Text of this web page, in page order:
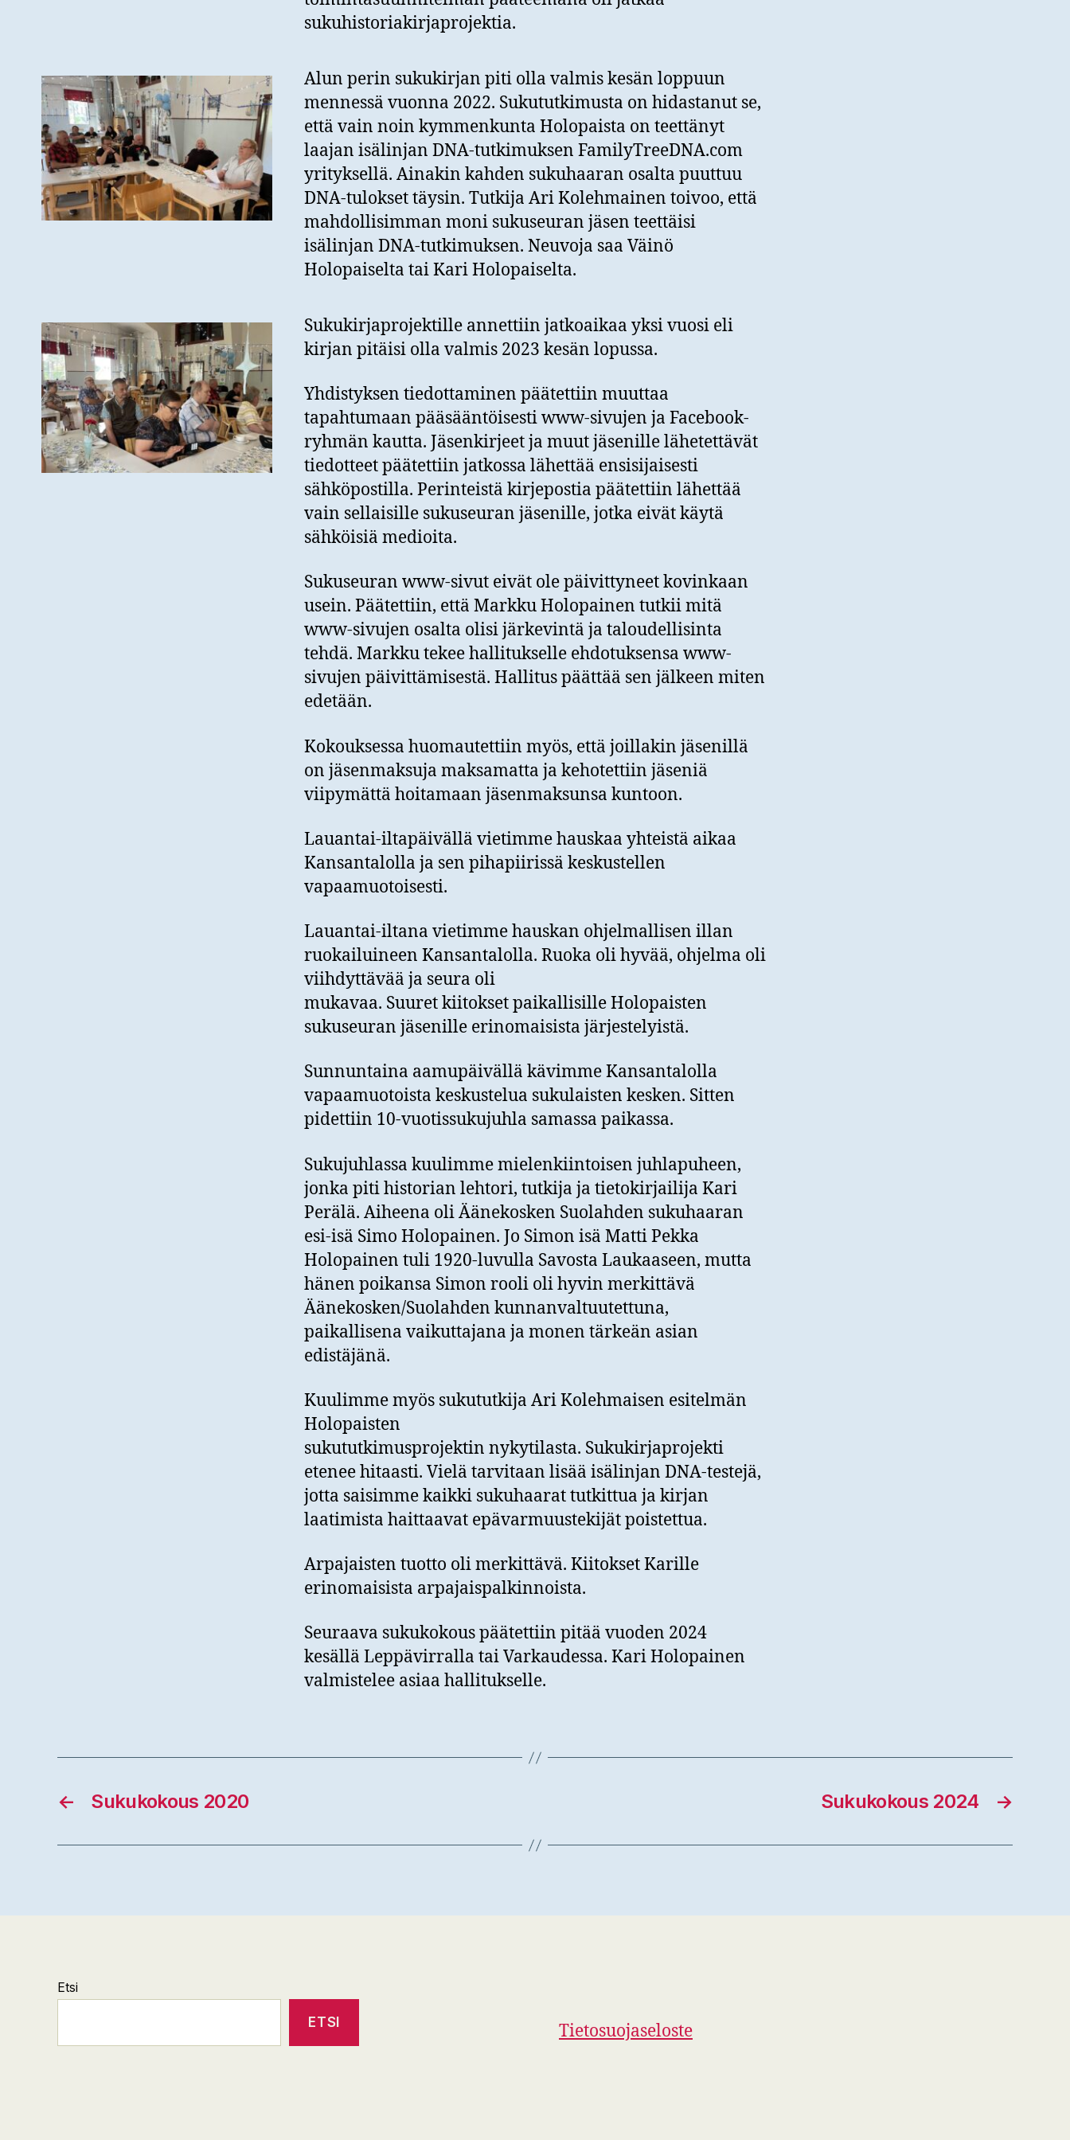
sukuhistoriakirjaprojektia.
Alun perin sukukirjan piti olla valmis kesän loppuun
mennessä vuonna 2022. Sukututkimusta on hidastanut se,
että vain noin kymmenkunta Holopaista on teettänyt
laajan isälinjan DNA-tutkimuksen FamilyTreeDNA.com
yrityksellä. Ainakin kahden sukuhaaran osalta puuttuu
DNA-tulokset täysin. Tutkija Ari Kolehmainen toivoo, että
mahdollisimman moni sukuseuran jäsen teettäisi
isälinjan DNA-tutkimuksen. Neuvoja saa Väinö
Holopaiselta tai Kari Holopaiselta.
Sukukirjaprojektille annettiin jatkoaikaa yksi vuosi eli
kirjan pitäisi olla valmis 2023 kesän lopussa.
Yhdistyksen tiedottaminen päätettiin muuttaa
tapahtumaan pääsääntöisesti www-sivujen ja Facebook-
ryhmän kautta. Jäsenkirjeet ja muut jäsenille lähetettävät
tiedotteet päätettiin jatkossa lähettää ensisijaisesti
sähköpostilla. Perinteistä kirjepostia päätettiin lähettää
vain sellaisille sukuseuran jäsenille, jotka eivät käytä
sähköisiä medioita.
Sukuseuran www-sivut eivät ole päivittyneet kovinkaan
usein. Päätettiin, että Markku Holopainen tutkii mitä
www-sivujen osalta olisi järkevintä ja taloudellisinta
tehdä. Markku tekee hallitukselle ehdotuksensa www-
sivujen päivittämisestä. Hallitus päättää sen jälkeen miten
edetään.
Kokouksessa huomautettiin myös, että joillakin jäsenillä
on jäsenmaksuja maksamatta ja kehotettiin jäseniä
viipymättä hoitamaan jäsenmaksunsa kuntoon.
Lauantai-iltapäivällä vietimme hauskaa yhteistä aikaa
Kansantalolla ja sen pihapiirissä keskustellen
vapaamuotoisesti.
Lauantai-iltana vietimme hauskan ohjelmallisen illan
ruokailuineen Kansantalolla. Ruoka oli hyvää, ohjelma oli
viihdyttävää ja seura oli
mukavaa. Suuret kiitokset paikallisille Holopaisten
sukuseuran jäsenille erinomaisista järjestelyistä.
Sunnuntaina aamupäivällä kävimme Kansantalolla
vapaamuotoista keskustelua sukulaisten kesken. Sitten
pidettiin 10-vuotissukujuhla samassa paikassa.
Sukujuhlassa kuulimme mielenkiintoisen juhlapuheen,
jonka piti historian lehtori, tutkija ja tietokirjailija Kari
Perälä. Aiheena oli Äänekosken Suolahden sukuhaaran
esi-isä Simo Holopainen. Jo Simon isä Matti Pekka
Holopainen tuli 1920-luvulla Savosta Laukaaseen, mutta
hänen poikansa Simon rooli oli hyvin merkittävä
Äänekosken/Suolahden kunnanvaltuutettuna,
paikallisena vaikuttajana ja monen tärkeän asian
edistäjänä.
Kuulimme myös sukututkija Ari Kolehmaisen esitelmän
Holopaisten
sukututkimusprojektin nykytilasta. Sukukirjaprojekti
etenee hitaasti. Vielä tarvitaan lisää isälinjan DNA-testejä,
jotta saisimme kaikki sukuhaarat tutkittua ja kirjan
laatimista haittaavat epävarmuustekijät poistettua.
Arpajaisten tuotto oli merkittävä. Kiitokset Karille
erinomaisista arpajaispalkinnoista.
Seuraava sukukokous päätettiin pitää vuoden 2024
kesällä Leppävirralla tai Varkaudessa. Kari Holopainen
valmistelee asiaa hallitukselle.
← Sukukokous 2020 →
Sukukokous 2024
Etsi
ETSI Tietosuojaseloste